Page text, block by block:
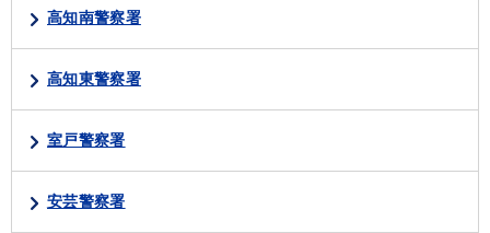
高知南警察署
高知東警察署
室戸警察署
安芸警察署